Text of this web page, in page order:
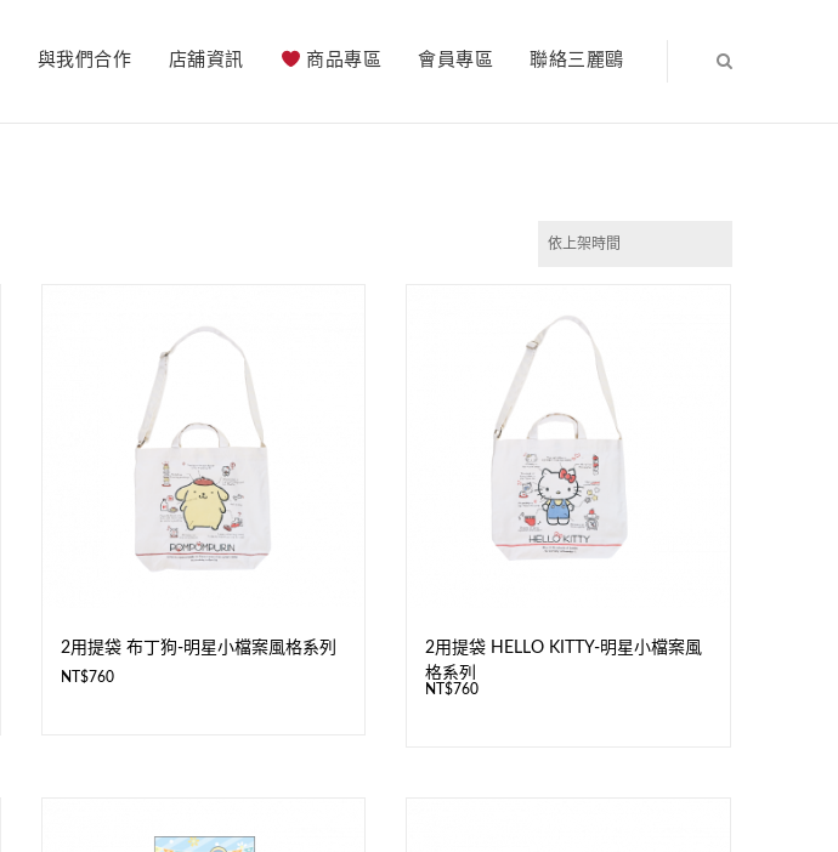
與我們合作 店舖資訊 商品專區 會員專區 聯絡三麗鷗
2用提袋 布丁狗-明星小檔案風格系列
NT$760
2用提袋 HELLO KITTY-明星小檔案風
格系列
NT$760